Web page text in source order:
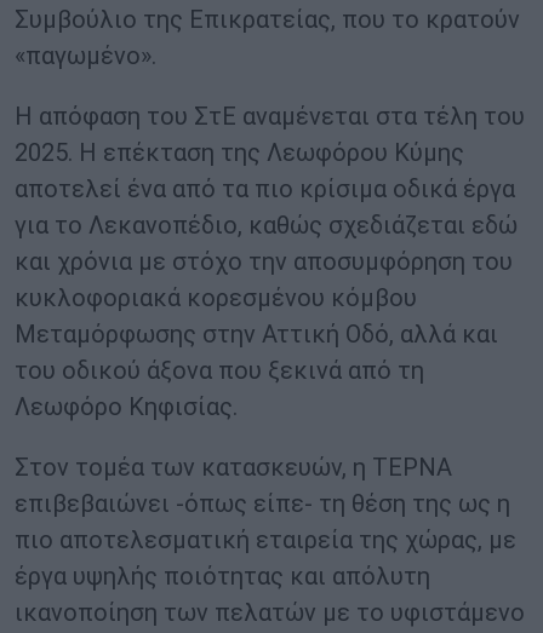
Συμβούλιο της Επικρατείας, που το κρατούν
«παγωμένο».
Η απόφαση του ΣτΕ αναμένεται στα τέλη του
2025. Η επέκταση της Λεωφόρου Κύμης
αποτελεί ένα από τα πιο κρίσιμα οδικά έργα
για το Λεκανοπέδιο, καθώς σχεδιάζεται εδώ
και χρόνια με στόχο την αποσυμφόρηση του
κυκλοφοριακά κορεσμένου κόμβου
Μεταμόρφωσης στην Αττική Οδό, αλλά και
του οδικού άξονα που ξεκινά από τη
Λεωφόρο Κηφισίας.
Στον τομέα των κατασκευών, η ΤΕΡΝΑ
επιβεβαιώνει -όπως είπε- τη θέση της ως η
πιο αποτελεσματική εταιρεία της χώρας, με
έργα υψηλής ποιότητας και απόλυτη
ικανοποίηση των πελατών με το υφιστάμενο